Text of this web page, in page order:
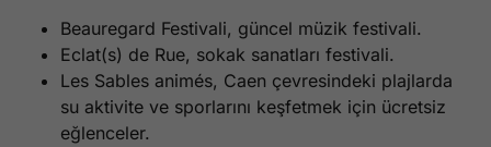
Beauregard Festivali, güncel müzik festivali.
Eclat(s) de Rue, sokak sanatları festivali.
Les Sables animés, Caen çevresindeki plajlarda
su aktivite ve sporlarını keşfetmek için ücretsiz
eğlenceler.